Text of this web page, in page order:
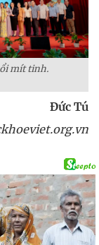
mít tinh.
Đức Tú